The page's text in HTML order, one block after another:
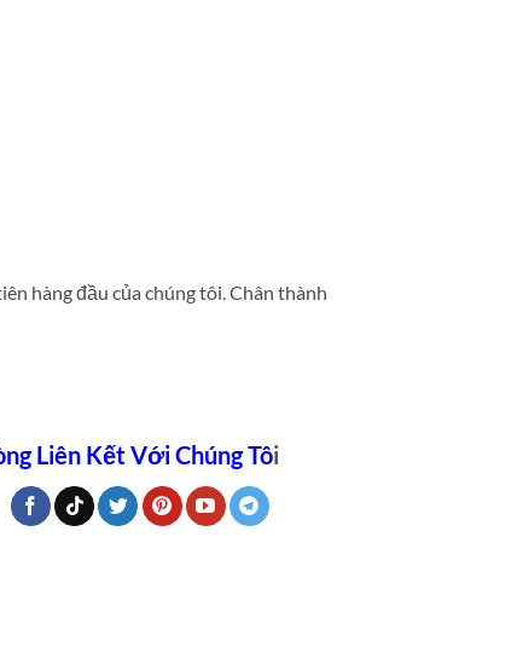
hàng đầu của chúng tôi. Chân thành
Liên Kết Với Chúng Tôi